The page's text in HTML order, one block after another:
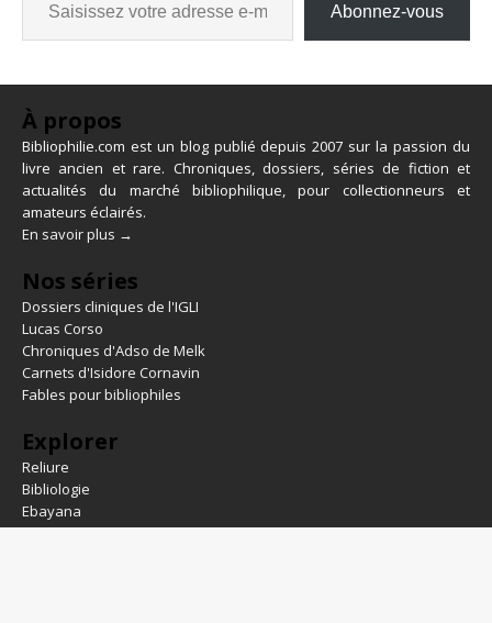
Abonnez-vous
À propos
Bibliophilie.com est un blog publié depuis 2007 sur la passion du
livre ancien et rare. Chroniques, dossiers, séries de fiction et
actualités du marché bibliophilique, pour collectionneurs et
amateurs éclairés.
En savoir plus →
Nos séries
Dossiers cliniques de l'IGLI
Lucas Corso
Chroniques d'Adso de Melk
Carnets d'Isidore Cornavin
Fables pour bibliophiles
Explorer
Reliure
Bibliologie
Ebayana
Ex-libris